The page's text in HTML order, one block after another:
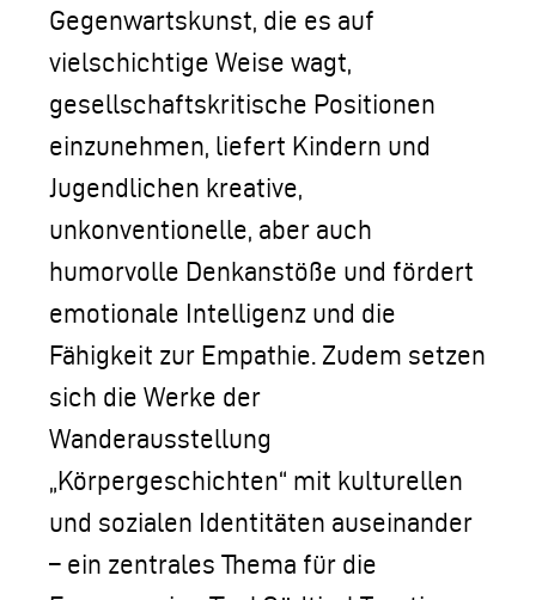
Gegenwartskunst, die es auf
vielschichtige Weise wagt,
gesellschaftskritische Positionen
einzunehmen, liefert Kindern und
Jugendlichen kreative,
unkonventionelle, aber auch
humorvolle Denkanstöße und fördert
emotionale Intelligenz und die
Fähigkeit zur Empathie. Zudem setzen
sich die Werke der
Wanderausstellung
„Körpergeschichten“ mit kulturellen
und sozialen Identitäten auseinander
– ein zentrales Thema für die